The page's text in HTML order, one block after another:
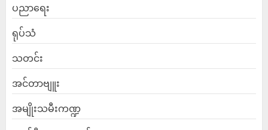
ပညာရေး
ရုပ်သံ
သတင်း
အင်တာဗျူး
အမျိုးသမီးကဏ္ဍ